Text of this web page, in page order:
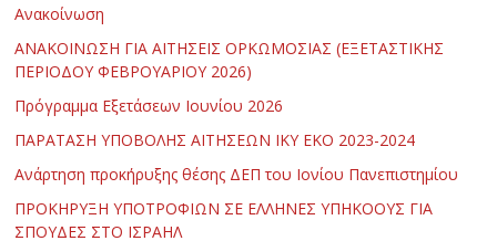
Ανακοίνωση
ΑΝΑΚΟΙΝΩΣΗ ΓΙΑ ΑΙΤΗΣΕΙΣ ΟΡΚΩΜΟΣΙΑΣ (ΕΞΕΤΑΣΤΙΚΗΣ
ΠΕΡΙΟΔΟΥ ΦΕΒΡΟΥΑΡΙΟΥ 2026)
Πρόγραμμα Εξετάσεων Ιουνίου 2026
ΠΑΡΑΤΑΣΗ ΥΠΟΒΟΛΗΣ ΑΙΤΗΣΕΩΝ ΙΚΥ ΕΚΟ 2023-2024
Ανάρτηση προκήρυξης θέσης ΔΕΠ του Ιονίου Πανεπιστημίου
ΠΡΟΚΗΡΥΞΗ ΥΠΟΤΡΟΦΙΩΝ ΣΕ ΕΛΛΗΝΕΣ ΥΠΗΚΟΟΥΣ ΓΙΑ
ΣΠΟΥΔΕΣ ΣΤΟ ΙΣΡΑΗΛ